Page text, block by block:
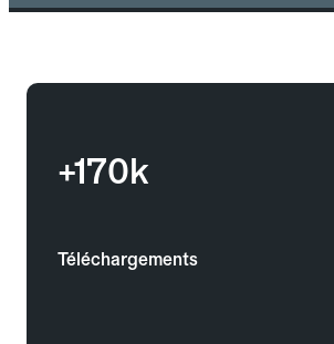
+170k
Téléchargements